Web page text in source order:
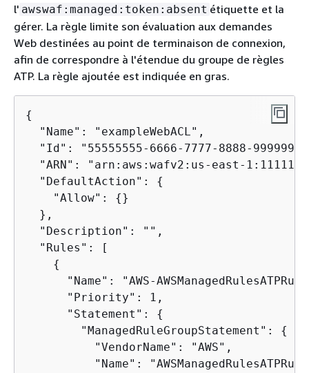
l' awswaf:managed:token:absent étiquette et la
gérer. La règle limite son évaluation aux demandes
Web destinées au point de terminaison de connexion,
afin de correspondre à l'étendue du groupe de règles
ATP. La règle ajoutée est indiquée en gras.
{
  "Name": "exampleWebACL",
"Id": "55555555-6666-7777-8888-
"ARN": "arn:aws:wafv2:us-east-
  "DefaultAction":
{
    "Allow":
{}
  },
  "Description": "",
  "Rules": [
{
"Name": "AWS-
      "Priority": 1,
      "Statement":
{
        "ManagedRuleGroupStatement":
{
          "VendorName": "AWS",
"Name":